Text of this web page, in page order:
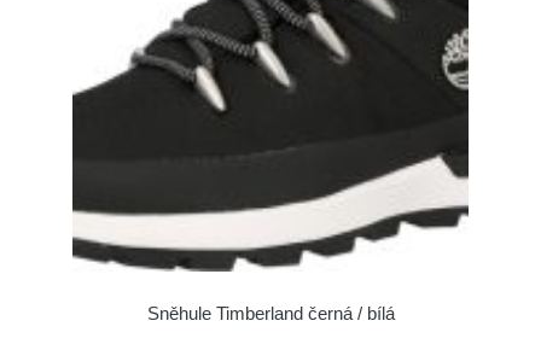
Sněhule Timberland černá / bílá